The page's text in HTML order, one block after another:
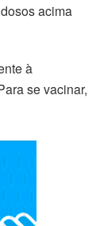
acima
à
se vacinar,